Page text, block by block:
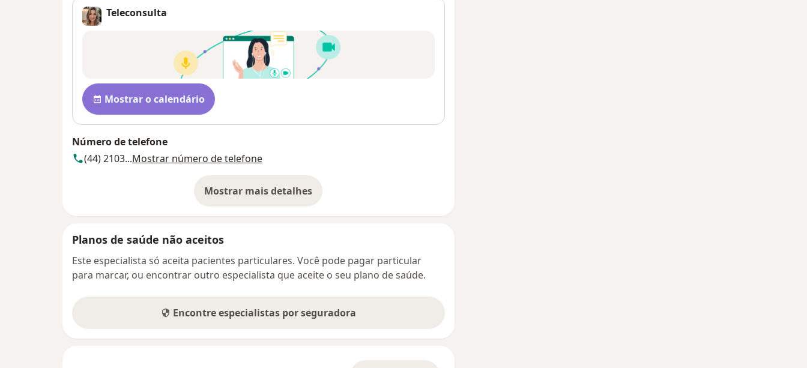
Teleconsulta
Disponibilidade
Mostrar o calendário
Número de telefone
(44) 2103...Mostrar número de telefone
Mostrar mais detalhes
sobre o endereço
Planos de saúde não aceitos
Este especialista só aceita pacientes particulares. Você pode pagar particular
para marcar, ou encontrar outro especialista que aceite o seu plano de saúde.
Encontre especialistas por seguradora